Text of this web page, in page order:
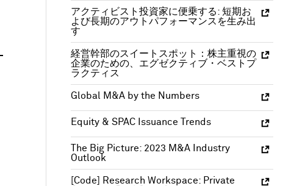
アクティビスト投資家に便乗する: 短期お
よび長期のアウトパフォーマンスを生み出
す
経営幹部のスイートスポット：株主重視の
企業のための、エグゼクティブ・ベストプ
ラクティス
Global M&A by the Numbers
Equity & SPAC Issuance Trends
The Big Picture: 2023 M&A Industry
Outlook
[Code] Research Workspace: Private